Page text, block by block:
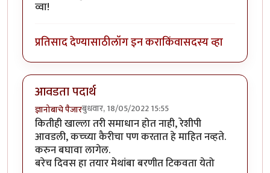
व्वा!
प्रतिसाद देण्यासाठीलॉग इन कराकिंवासदस्य व्हा
आवडता पदार्थ
ज्ञानोबाचे पैजारबुधवार, 18/05/2022 15:55
कितीही खाल्ला तरी समाधान होत नाही, रेशीपी
आवडली, कच्च्या कैरीचा पण करतात हे माहित नव्हते.
करुन बघावा लागेल.
बरेच दिवस हा तयार मेथांबा बरणीत टिकवता येतो